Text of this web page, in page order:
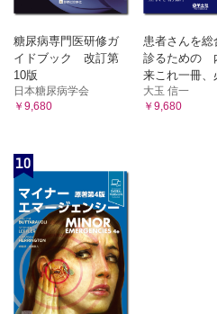
糖尿病専門医研修ガ
イドブック 改訂第
10版
日本糖尿病学会
￥9,680
患者さんを総
診るための
来これ一冊、
大玉 信一
￥9,680
10